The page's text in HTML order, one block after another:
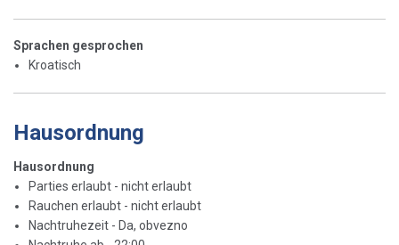
Sprachen gesprochen
Kroatisch
Hausordnung
Hausordnung
Parties erlaubt - nicht erlaubt
Rauchen erlaubt - nicht erlaubt
Nachtruhezeit - Da, obvezno